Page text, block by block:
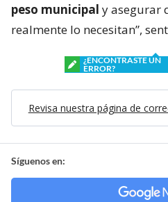
peso municipal y asegurar
realmente lo necesitan”,
¿ENCONTRASTE UN
ERROR?
Revisa nuestra página de
Síguenos en: